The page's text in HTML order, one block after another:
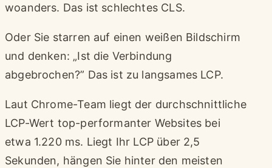
woanders. Das ist schlechtes CLS.
Oder Sie starren auf einen weißen Bildschirm
und denken: „Ist die Verbindung
abgebrochen?” Das ist zu langsames LCP.
Laut Chrome-Team liegt der durchschnittliche
LCP-Wert top-performanter Websites bei
etwa 1.220 ms. Liegt Ihr LCP über 2,5
Sekunden, hängen Sie hinter den meisten